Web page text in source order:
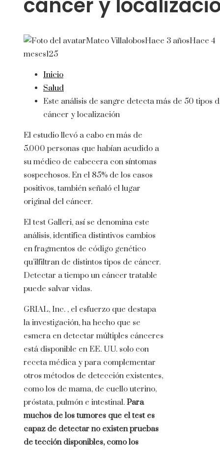
Mateo VillalobosHace 3 añosHace 4
meses125
Inicio
Salud
Este análisis de sangre detecta más de 50 tipos
cáncer y localización
El estudio llevó a cabo en más de
5.000 personas que habían acudido a
su médico de cabecera con síntomas
sospechosos. En el 85% de los casos
positivos, también señaló el lugar
original del cáncer.
El test Galleri, así se denomina este
análisis, identifica distintivos cambios
en fragmentos de código genético
qu’ilfiltran de distintos tipos de cáncer.
Detectar a tiempo un cáncer tratable
puede salvar vidas.
GRIAL, Inc. , el esfuerzo que destapa
la investigación, ha hecho que se
esmera en detectar múltiples cánceres
está disponible en EE. UU. solo con
receta médica y para complementar
otros métodos de detección existentes,
como los de mama, de cuello uterino,
próstata, pulmón e intestinal. Para
muchos de los tumores que el test es
capaz de detectar no existen pruebas
de tección disponibles, como los